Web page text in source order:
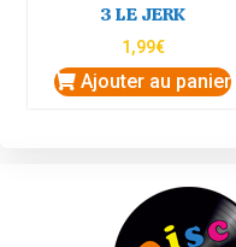
3 LE JERK
1,99€
Ajouter au panier